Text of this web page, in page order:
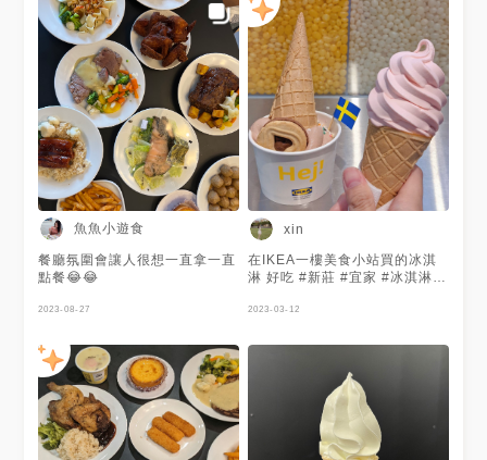
魚魚小遊食
餐廳氛圍會讓人很想一直拿一直
點餐😂😂
2023-08-27
xin
在IKEA一樓美食小站買的冰淇
淋 好吃 #新莊 #宜家 #冰淇淋 #
2023-03-12